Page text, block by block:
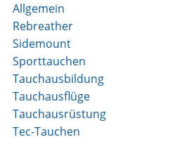
Allgemein
Rebreather
Sidemount
Sporttauchen
Tauchausbildung
Tauchausflüge
Tauchausrüstung
Tec-Tauchen